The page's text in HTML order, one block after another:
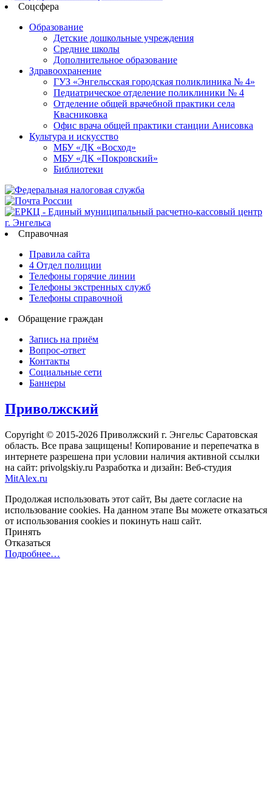
Соцсфера
Образование
Детские дошкольные учреждения
Средние школы
Дополнительное образование
Здравоохранение
ГУЗ «Энгельсская городская поликлиника № 4»
Педиатрическое отделение поликлиники № 4
Отделение общей врачебной практики села
Квасниковка
Офис врача общей практики станции Анисовка
Культура и искусство
МБУ «ДК «Восход»
МБУ «ДК «Покровский»
Библиотеки
Справочная
Правила сайта
4 Отдел полиции
Телефоны горячие линии
Телефоны экстренных служб
Телефоны справочной
Обращение граждан
Запись на приём
Вопрос-ответ
Контакты
Социальные сети
Баннеры
Приволжский
Copyright © 2015-2026 Приволжский г. Энгельс Саратовская
область. Все права защищены! Копирование и перепечатка в
интернете разрешена при условии наличия активной ссылки
на сайт: privolgskiy.ru Разработка и дизайн: Веб-студия
MitAlex.ru
Продолжая использовать этот сайт, Вы даете согласие на
использование cookies. На данном этапе Вы можете отказаться
от использования cookies и покинуть наш сайт.
Принять
Отказаться
Подробнее…